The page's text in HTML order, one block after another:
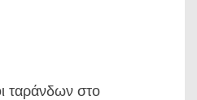
ταράνδων στο